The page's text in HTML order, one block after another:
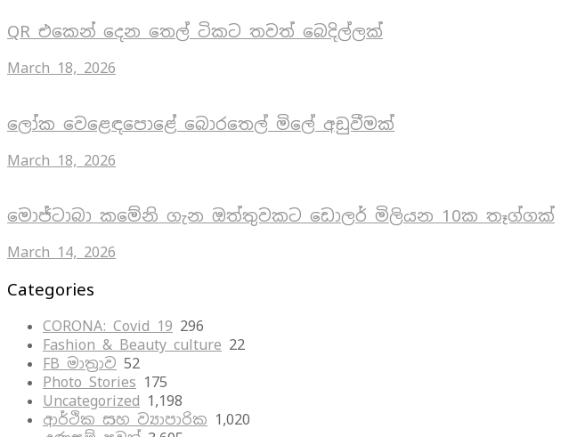
QR එකෙන් දෙන තෙල් ටිකට තවත් බෙදිල්ලක්
March 18, 2026
ලෝක වෙළෙඳපොළේ බොරතෙල් මිලේ අඩුවීමක්
March 18, 2026
මොජ්ටාබා කමේනි ගැන ඔත්තුවකට ඩොලර් මිලියන 10ක තෑග්ගක්
March 14, 2026
Categories
CORONA: Covid 19 296
Fashion & Beauty culture 22
FB මාත්‍රාව 52
Photo Stories 175
Uncategorized 1,198
ආර්ථික සහ ව්‍යාපාරික 1,020